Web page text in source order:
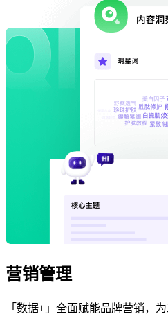
营销管理
「数据+」全面赋能品牌营销，